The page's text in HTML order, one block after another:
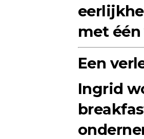
met
Een
Ingrid